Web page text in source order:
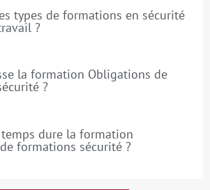
types de formations en sécurité
?
la formation Obligations de
?
dure la formation
formations sécurité ?